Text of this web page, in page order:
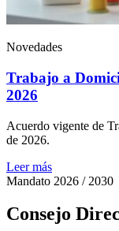
Novedades
Trabajo a
2026
Acuerdo vigente de
de 2026.
Leer más
Mandato 2026 / 2030
Consejo